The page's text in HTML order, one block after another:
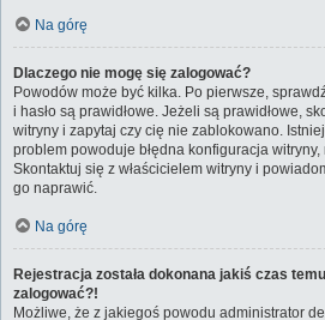
Na górę
Dlaczego nie mogę się zalogować?
Powodów może być kilka. Po pierwsze,
i hasło są prawidłowe. Jeżeli są prawidłowe,
witryny i zapytaj czy cię nie zablokowano.
problem powoduje błędna konfiguracja
Skontaktuj się z właścicielem witryny i
go naprawić.
Na górę
Rejestracja została dokonana jakiś czas
zalogować?!
Możliwe, że z jakiegoś powodu administrator